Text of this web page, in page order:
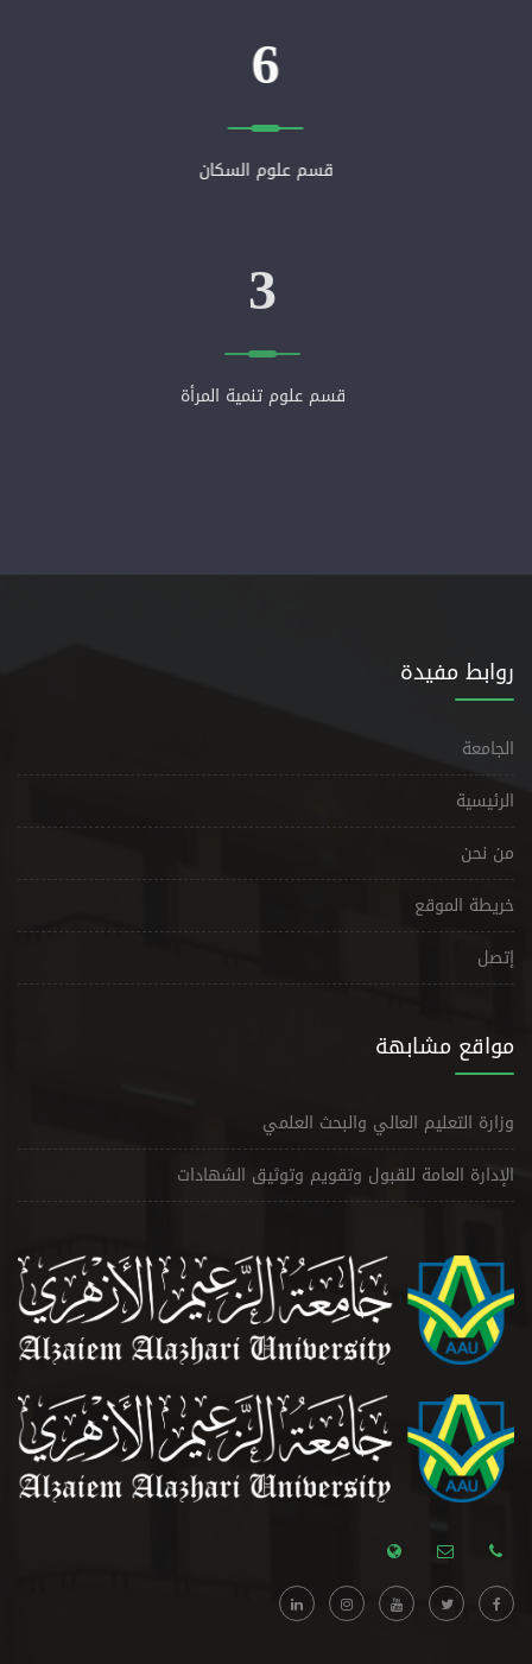
6
قسم علوم السكان
3
قسم علوم تنمية المرأة
روابط مفيدة
الجامعة
الرئيسية
من نحن
خريطة الموقع
إتصل
مواقع مشابهة
وزارة التعليم العالي والبحث العلمي
الإدارة العامة للقبول وتقويم وتوثيق الشهادات